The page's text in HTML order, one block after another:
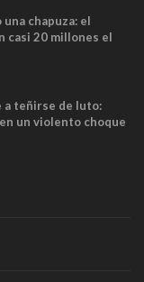
una chapuza: el
casi 20 millones el
no cabían por los
a teñirse de luto:
un violento choque